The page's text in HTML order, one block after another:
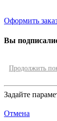
Оформить
Вы
Продолжить
Задайте
Отмена